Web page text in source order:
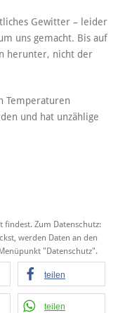
Gewitter – leider
uns gemacht. Bis auf
herunter, nicht der
Temperaturen
und hat unzählige
Zum Datenschutz:
werden Daten an den
"Datenschutz".
teilen
teilen